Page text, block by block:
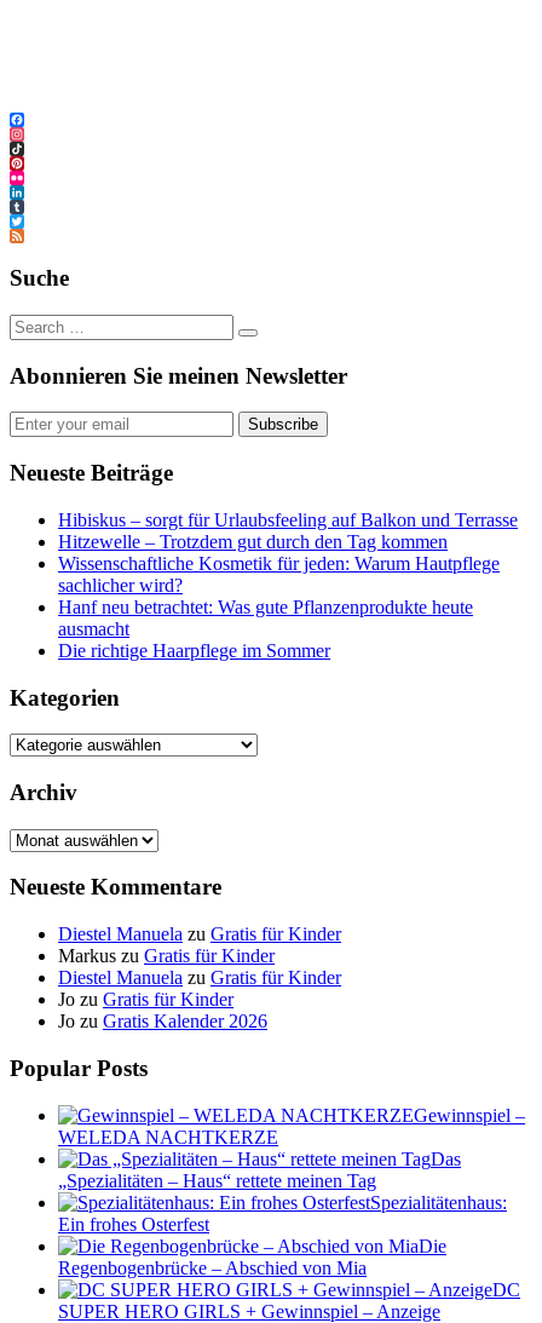
Facebook
Instagram
TikTok
Pinterest
Flickr
LinkedIn
Tumblr
Twitter
Feed
Suche
Abonnieren Sie meinen Newsletter
Subscribe
Neueste Beiträge
Hibiskus – sorgt für Urlaubsfeeling auf Balkon und Terrasse
Hitzewelle – Trotzdem gut durch den Tag kommen
Wissenschaftliche Kosmetik für jeden: Warum Hautpflege
sachlicher wird?
Hanf neu betrachtet: Was gute Pflanzenprodukte heute
ausmacht
Die richtige Haarpflege im Sommer
Kategorien
Kategorien
Archiv
Archiv
Neueste Kommentare
Diestel Manuela zu Gratis für Kinder
Markus zu Gratis für Kinder
Diestel Manuela zu Gratis für Kinder
Jo zu Gratis für Kinder
Jo zu Gratis Kalender 2026
Popular Posts
Gewinnspiel –
WELEDA NACHTKERZE
Das
„Spezialitäten – Haus“ rettete meinen Tag
Spezialitätenhaus:
Ein frohes Osterfest
Die
Regenbogenbrücke – Abschied von Mia
DC
SUPER HERO GIRLS + Gewinnspiel – Anzeige